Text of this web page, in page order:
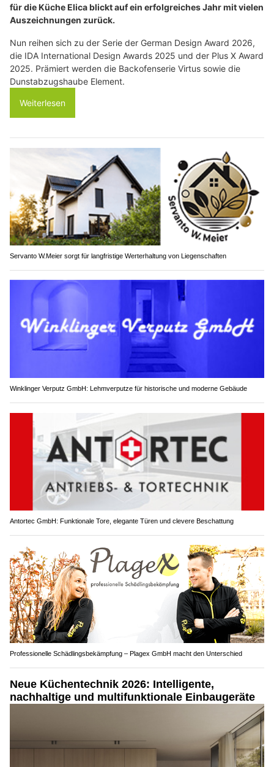
für die Küche Elica blickt auf ein erfolgreiches Jahr mit vielen
Auszeichnungen zurück.
Nun reihen sich zu der Serie der German Design Award 2026,
die IDA International Design Awards 2025 und der Plus X Award
2025. Prämiert werden die Backofenserie Virtus sowie die
Dunstabzugshaube Element.
Weiterlesen
Servanto W.Meier sorgt für langfristige Werterhaltung von Liegenschaften
Winklinger Verputz GmbH: Lehmverputze für historische und moderne Gebäude
Antortec GmbH: Funktionale Tore, elegante Türen und clevere Beschattung
Professionelle Schädlingsbekämpfung – Plagex GmbH macht den Unterschied
Neue Küchentechnik 2026: Intelligente,
nachhaltige und multifunktionale Einbaugeräte